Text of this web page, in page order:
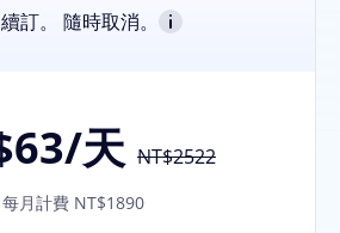
訂。 隨時取消。
/天 NT$2522
每月計費 NT$1890